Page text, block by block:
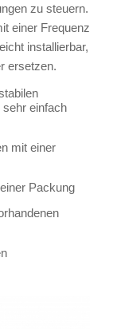
zu steuern.
einer Frequenz
installierbar,
ersetzen.
einfach
mit einer
Packung